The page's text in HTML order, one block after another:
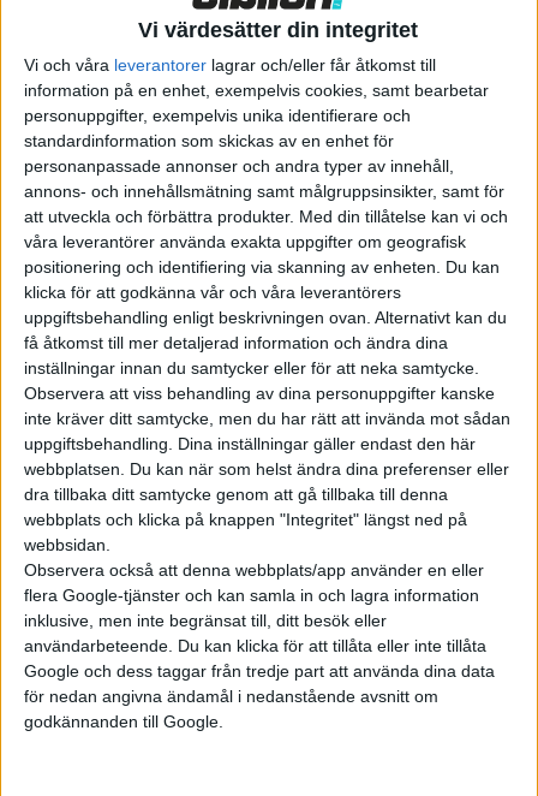
Vi värdesätter din integritet
Vi och våra leverantorer lagrar och/eller får åtkomst till
information på en enhet, exempelvis cookies, samt bearbetar
personuppgifter, exempelvis unika identifierare och
standardinformation som skickas av en enhet för
personanpassade annonser och andra typer av innehåll,
annons- och innehållsmätning samt målgruppsinsikter, samt för
att utveckla och förbättra produkter. Med din tillåtelse kan vi och
våra leverantörer använda exakta uppgifter om geografisk
positionering och identifiering via skanning av enheten. Du kan
klicka för att godkänna vår och våra leverantörers
uppgiftsbehandling enligt beskrivningen ovan. Alternativt kan du
få åtkomst till mer detaljerad information och ändra dina
inställningar innan du samtycker eller för att neka samtycke.
Observera att viss behandling av dina personuppgifter kanske
inte kräver ditt samtycke, men du har rätt att invända mot sådan
uppgiftsbehandling. Dina inställningar gäller endast den här
webbplatsen. Du kan när som helst ändra dina preferenser eller
dra tillbaka ditt samtycke genom att gå tillbaka till denna
webbplats och klicka på knappen "Integritet" längst ned på
webbsidan.
Observera också att denna webbplats/app använder en eller
flera Google-tjänster och kan samla in och lagra information
inklusive, men inte begränsat till, ditt besök eller
användarbeteende. Du kan klicka för att tillåta eller inte tillåta
Google och dess taggar från tredje part att använda dina data
för nedan angivna ändamål i nedanstående avsnitt om
godkännanden till Google.
laddstolpar med Superchargers. De senaste åren har
utbyggnadstakten skruvats upp rejält. Teslas vd Elon Musk har
pekat på vikten av att utbyggnaden av Superchargers måste
vara högre än takten i tillverkning av bilar.
Inte minst sedan Tesla börjatöppna upp delar av sitt
laddnätverkför andra märken i Sverige och på andra
marknader.
Redan vid slutet av förra året fanns det därför 30 000
Superchargers. Och nu, ett halvår senare, har antalet vuxit till
35 000.
We achieved a new milestone.🙌🏼
The 35,000th Supercharger landed in Wuhan, China today.
📍
Tesla, owns the largest fast-charging network in the
world.⚡ pic.twitter.com/yayJsUOgZp
— Tesla Asia (@Tesla_Asia)June 10, 2022
Det meddelade Tesla på sitt kinesiska Twitterkonto.
Supercharger nummer 35 000 öppnade i fredags i staden
Wuhan.